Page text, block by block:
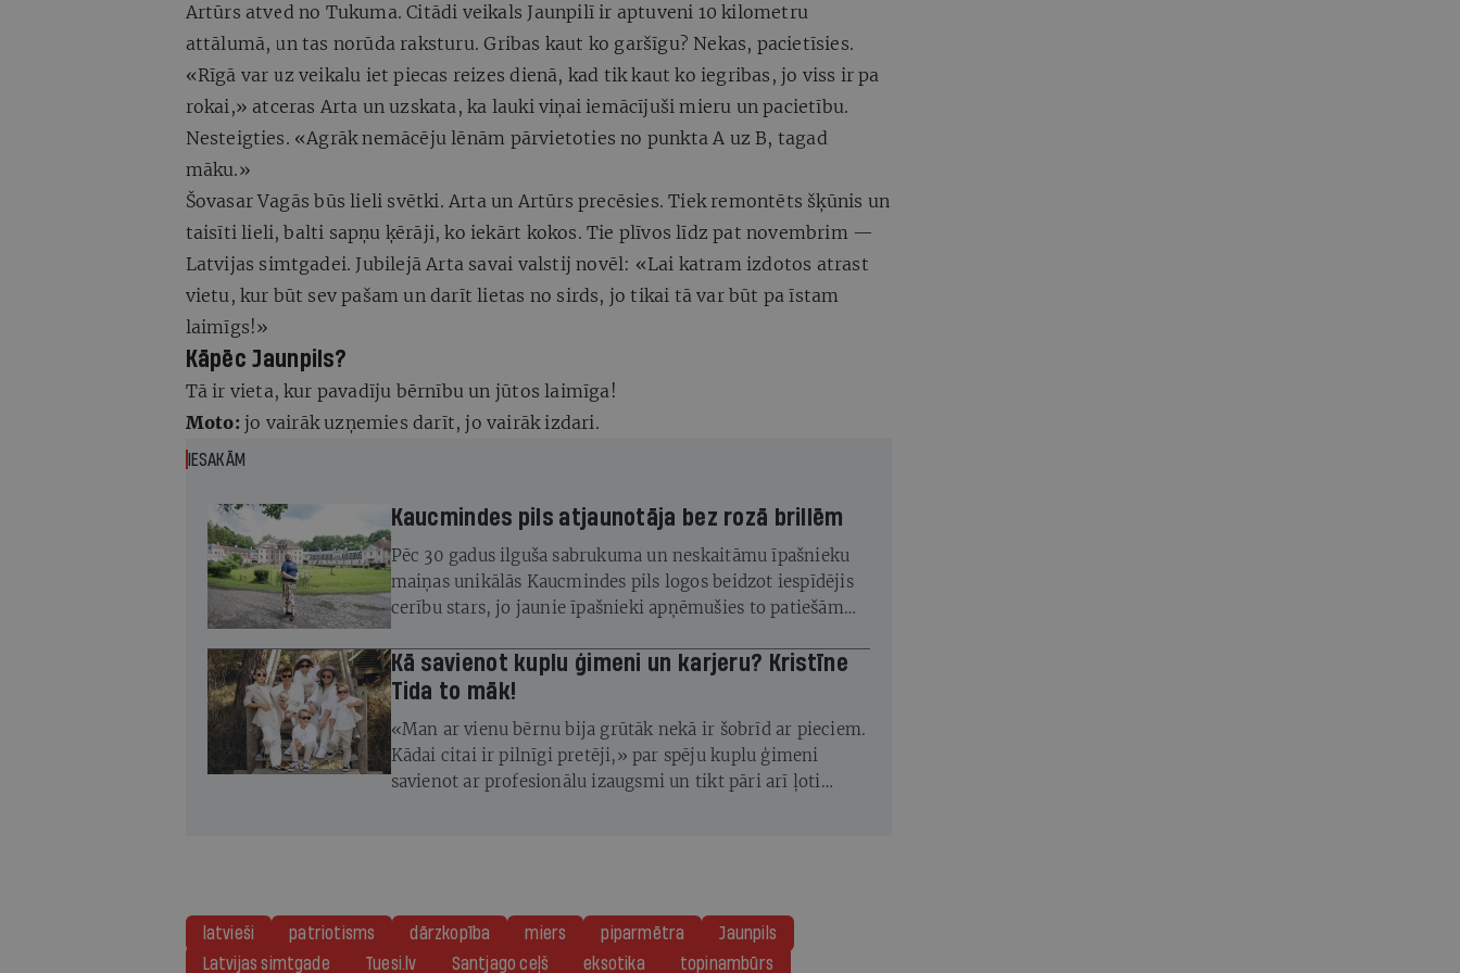
Artūrs atved no Tukuma. Citādi veikals Jaunpilī ir aptuveni 10 kilometru
attālumā, un tas norūda raksturu. Gribas kaut ko garšīgu? Nekas, pacietīsies.
«Rīgā var uz veikalu iet piecas reizes dienā, kad tik kaut ko iegribas, jo viss ir pa
rokai,» atceras Arta un uzskata, ka lauki viņai iemācījuši mieru un pacietību.
Nesteigties. «Agrāk nemācēju lēnām pārvietoties no punkta A uz B, tagad
māku.»
Šovasar Vagās būs lieli svētki. Arta un Artūrs precēsies. Tiek remontēts šķūnis un
taisīti lieli, balti sapņu ķērāji, ko iekārt kokos. Tie plīvos līdz pat novembrim —
Latvijas simtgadei. Jubilejā Arta savai valstij novēl: «Lai katram izdotos atrast
vietu, kur būt sev pašam un darīt lietas no sirds, jo tikai tā var būt pa īstam
laimīgs!»
Kāpēc Jaunpils?
Tā ir vieta, kur pavadīju bērnību un jūtos laimīga!
Moto: jo vairāk uzņemies darīt, jo vairāk izdari.
IESAKĀM
Kaucmindes pils atjaunotāja bez rozā brillēm
Pēc 30 gadus ilguša sabrukuma un neskaitāmu īpašnieku
maiņas unikālās Kaucmindes pils logos beidzot iespīdējis
cerību stars, jo jaunie īpašnieki apņēmušies to patiešām
atjaunot
Kā savienot kuplu ģimeni un karjeru? Kristīne
Tida to māk!
«Man ar vienu bērnu bija grūtāk nekā ir šobrīd ar pieciem.
Kādai citai ir pilnīgi pretēji,» par spēju kuplu ģimeni
savienot ar profesionālu izaugsmi un tikt pāri arī ļoti
latvieši patriotisms dārzkopība miers piparmētra
Jaunpils
Latvijas simtgade
Tuesi.lv Santjago ceļš eksotika topinambūrs